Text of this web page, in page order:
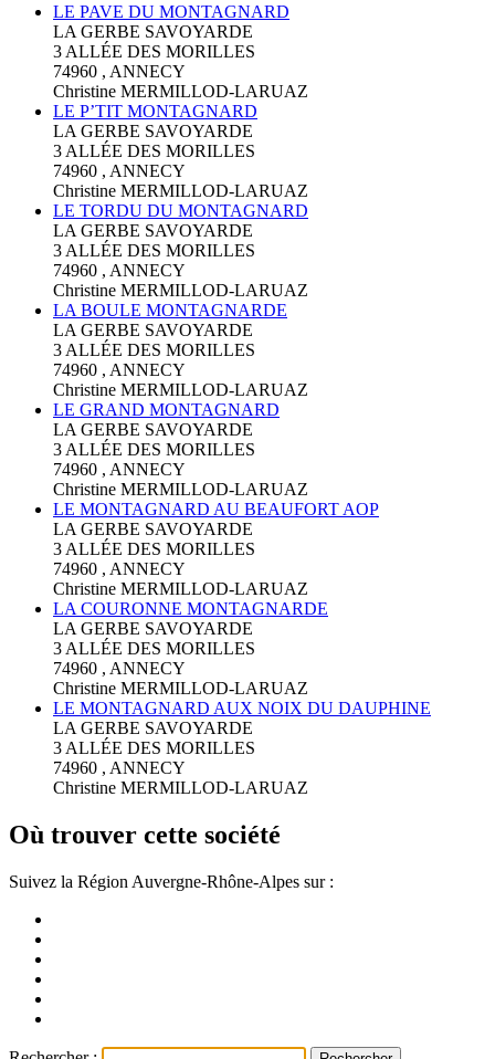
LE PAVE DU MONTAGNARD
LA GERBE SAVOYARDE
3 ALLÉE DES MORILLES
74960 , ANNECY
Christine MERMILLOD-LARUAZ
LE P’TIT MONTAGNARD
LA GERBE SAVOYARDE
3 ALLÉE DES MORILLES
74960 , ANNECY
Christine MERMILLOD-LARUAZ
LE TORDU DU MONTAGNARD
LA GERBE SAVOYARDE
3 ALLÉE DES MORILLES
74960 , ANNECY
Christine MERMILLOD-LARUAZ
LA BOULE MONTAGNARDE
LA GERBE SAVOYARDE
3 ALLÉE DES MORILLES
74960 , ANNECY
Christine MERMILLOD-LARUAZ
LE GRAND MONTAGNARD
LA GERBE SAVOYARDE
3 ALLÉE DES MORILLES
74960 , ANNECY
Christine MERMILLOD-LARUAZ
LE MONTAGNARD AU BEAUFORT AOP
LA GERBE SAVOYARDE
3 ALLÉE DES MORILLES
74960 , ANNECY
Christine MERMILLOD-LARUAZ
LA COURONNE MONTAGNARDE
LA GERBE SAVOYARDE
3 ALLÉE DES MORILLES
74960 , ANNECY
Christine MERMILLOD-LARUAZ
LE MONTAGNARD AUX NOIX DU DAUPHINE
LA GERBE SAVOYARDE
3 ALLÉE DES MORILLES
74960 , ANNECY
Christine MERMILLOD-LARUAZ
Où trouver cette société
Suivez la Région Auvergne-Rhône-Alpes sur :